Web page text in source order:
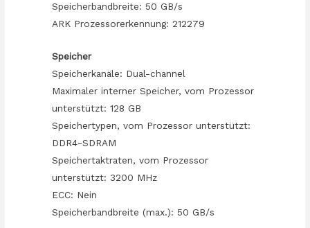
Speicherbandbreite: 50 GB/s
ARK Prozessorerkennung: 212279
Speicher
Speicherkanäle: Dual-channel
Maximaler interner Speicher, vom Prozessor
unterstützt: 128 GB
Speichertypen, vom Prozessor unterstützt:
DDR4-SDRAM
Speichertaktraten, vom Prozessor
unterstützt: 3200 MHz
ECC: Nein
Speicherbandbreite (max.): 50 GB/s